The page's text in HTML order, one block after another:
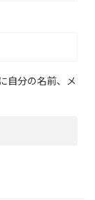
自分の名前、メ